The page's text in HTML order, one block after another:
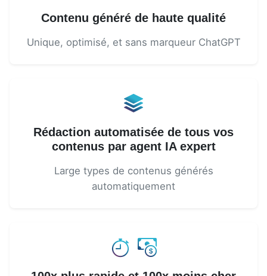
Contenu généré de haute qualité
Unique, optimisé, et sans marqueur ChatGPT
Rédaction automatisée de tous vos
contenus par agent IA expert
Large types de contenus générés
automatiquement